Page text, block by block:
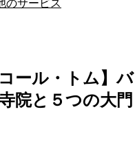
のサービス
コール・トム】バ
院と５つの大門